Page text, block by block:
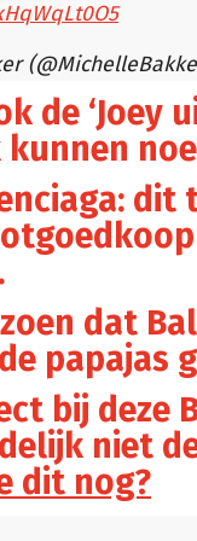
de
kunnen
dit
dat
papajas
bij deze
niet
dit nog?